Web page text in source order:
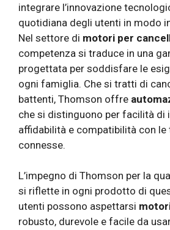
integrare l’innovazione
quotidiana degli utenti in modo
Nel settore di motori per
competenza si traduce in una
progettata per soddisfare le
ogni famiglia. Che si tratti di
battenti, Thomson offre
che si distinguono per facilità di
affidabilità e compatibilità con
connesse.
L’impegno di Thomson per la
si riflette in ogni prodotto di
utenti possono aspettarsi
robusto, durevole e facile da